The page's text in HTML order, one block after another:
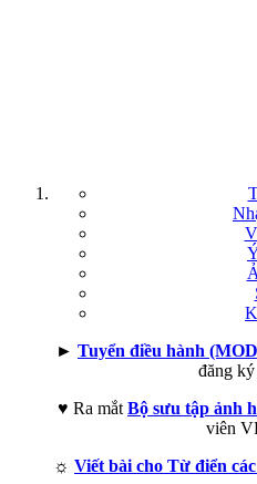
► Tuyển điều hành
đăng ký
♥ Ra mắt Bộ sưu tập ảnh
viên
☼ Viết bài cho Từ điển